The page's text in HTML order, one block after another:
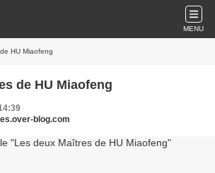
MENU
HU Miaofeng
de HU Miaofeng
blog.com